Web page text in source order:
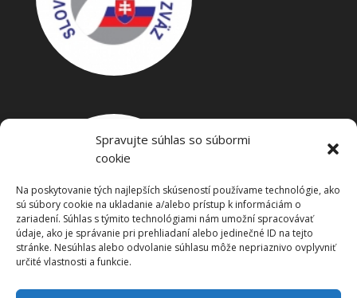
Spravujte súhlas so súbormi
cookie
Na poskytovanie tých najlepších skúseností používame technológie, ako
sú súbory cookie na ukladanie a/alebo prístup k informáciám o
zariadení. Súhlas s týmito technológiami nám umožní spracovávať
údaje, ako je správanie pri prehliadaní alebo jedinečné ID na tejto
stránke. Nesúhlas alebo odvolanie súhlasu môže nepriaznivo ovplyvniť
určité vlastnosti a funkcie.